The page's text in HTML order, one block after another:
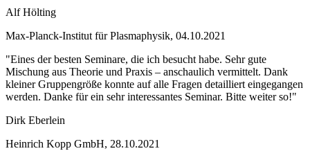
Alf Hölting
Max-Planck-Institut für Plasmaphysik, 04.10.2021
"Eines der besten Seminare, die ich besucht habe. Sehr gute
Mischung aus Theorie und Praxis – anschaulich vermittelt. Dank
kleiner Gruppengröße konnte auf alle Fragen detailliert eingegangen
werden. Danke für ein sehr interessantes Seminar. Bitte weiter so!"
Dirk Eberlein
Heinrich Kopp GmbH, 28.10.2021